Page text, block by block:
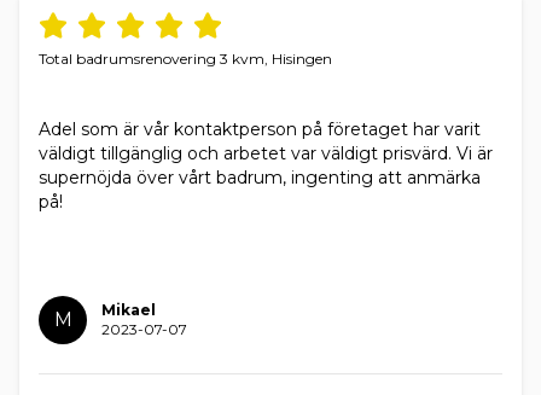
Total badrumsrenovering 3 kvm, Hisingen
Adel som är vår kontaktperson på företaget har varit
väldigt tillgänglig och arbetet var väldigt prisvärd. Vi är
supernöjda över vårt badrum, ingenting att anmärka
på!
M
Mikael
2023-07-07